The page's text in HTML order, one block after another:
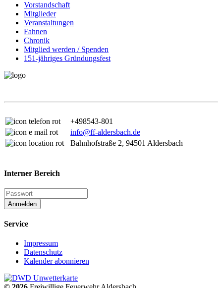
Vorstandschaft
Mitglieder
Veranstaltungen
Fahnen
Chronik
Mitglied werden / Spenden
151-jähriges Gründungsfest
+498543-801
info@ff-aldersbach.de
Bahnhofstraße 2, 94501 Aldersbach
Interner Bereich
Anmelden
Service
Impressum
Datenschutz
Kalender abonnieren